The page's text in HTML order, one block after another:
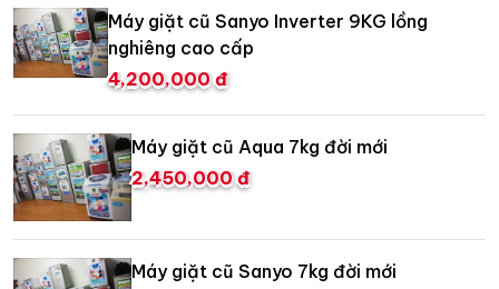
Máy giặt cũ Sanyo Inverter 9KG lồng
nghiêng cao cấp
4,200,000 đ
Máy giặt cũ Aqua 7kg đời mới
2,450,000 đ
Máy giặt cũ Sanyo 7kg đời mới